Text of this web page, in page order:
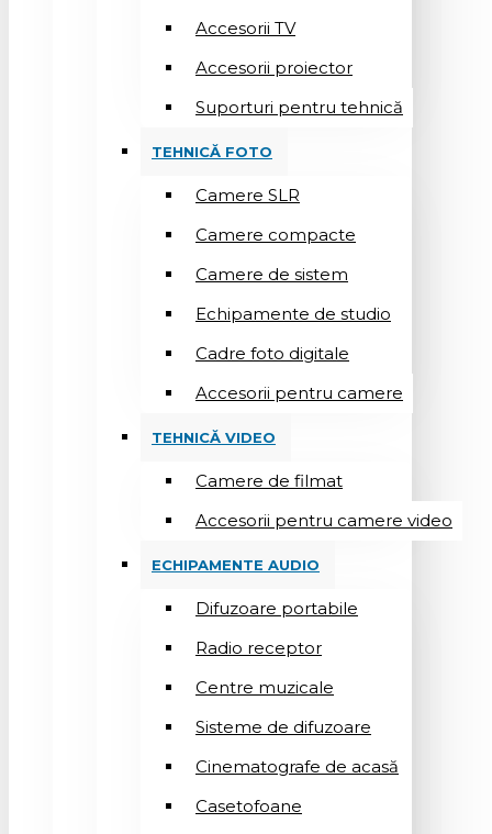
Accesorii TV
Accesorii proiector
Suporturi pentru tehnică
TEHNICĂ FOTO
Camere SLR
Camere compacte
Camere de sistem
Echipamente de studio
Cadre foto digitale
Accesorii pentru camere
TEHNICĂ VIDEO
Camere de filmat
Accesorii pentru camere video
ECHIPAMENTE AUDIO
Difuzoare portabile
Radio receptor
Centre muzicale
Sisteme de difuzoare
Cinematografe de acasă
Casetofoane